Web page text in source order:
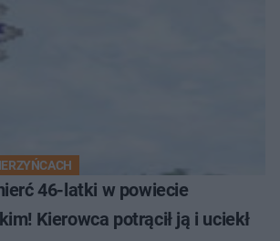
46-latki w powiecie
Kierowca potrącił ją i uciekł